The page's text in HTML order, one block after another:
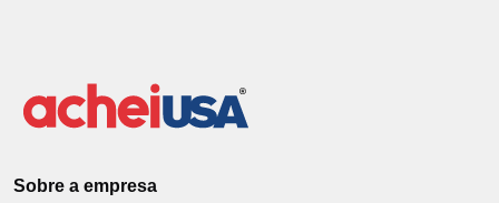
Sobre a empresa